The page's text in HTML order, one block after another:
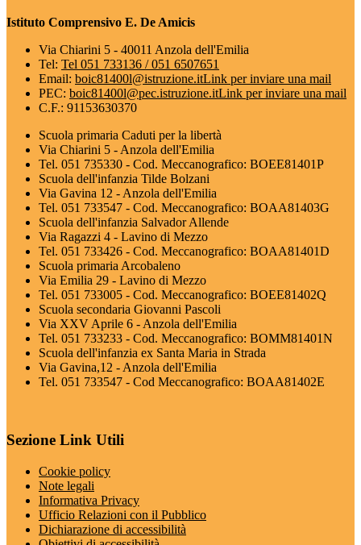
Istituto Comprensivo E. De Amicis
Via Chiarini 5 - 40011 Anzola dell'Emilia
Tel: Tel 051 733136 / 051 6507651
Email: boic81400l@istruzione.itLink per inviare una mail
PEC: boic81400l@pec.istruzione.itLink per inviare una mail
C.F.: 91153630370
Scuola primaria Caduti per la libertà
Via Chiarini 5 - Anzola dell'Emilia
Tel. 051 735330 - Cod. Meccanografico: BOEE81401P
Scuola dell'infanzia Tilde Bolzani
Via Gavina 12 - Anzola dell'Emilia
Tel. 051 733547 - Cod. Meccanografico: BOAA81403G
Scuola dell'infanzia Salvador Allende
Via Ragazzi 4 - Lavino di Mezzo
Tel. 051 733426 - Cod. Meccanografico: BOAA81401D
Scuola primaria Arcobaleno
Via Emilia 29 - Lavino di Mezzo
Tel. 051 733005 - Cod. Meccanografico: BOEE81402Q
Scuola secondaria Giovanni Pascoli
Via XXV Aprile 6 - Anzola dell'Emilia
Tel. 051 733233 - Cod. Meccanografico: BOMM81401N
Scuola dell'infanzia ex Santa Maria in Strada
Via Gavina,12 - Anzola dell'Emilia
Tel. 051 733547 - Cod Meccanografico: BOAA81402E
Sezione Link Utili
Cookie policy
Note legali
Informativa Privacy
Ufficio Relazioni con il Pubblico
Dichiarazione di accessibilità